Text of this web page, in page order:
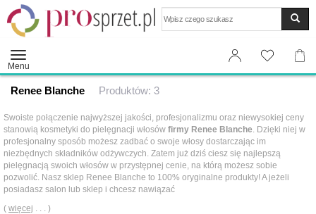
Menu
Renee Blanche Produktów: 3
Swoiste połączenie najwyższej jakości, profesjonalizmu oraz niewysokiej ceny
stanowią kosmetyki do pielęgnacji włosów firmy Renee Blanche. Dzięki niej w
profesjonalny sposób możesz zadbać o swoje włosy dostarczając im
niezbędnych składników odżywczych. Zatem już dziś ciesz się najlepszą
pielęgnacją swoich włosów w przystępnej cenie, na którą możesz sobie
pozwolić. Nasz sklep Renee Blanche to 100% oryginalne produkty! A jeżeli
posiadasz salon lub sklep i chcesz nawiązać
( więcej . . . )